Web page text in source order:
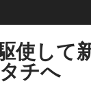
使して
チへ